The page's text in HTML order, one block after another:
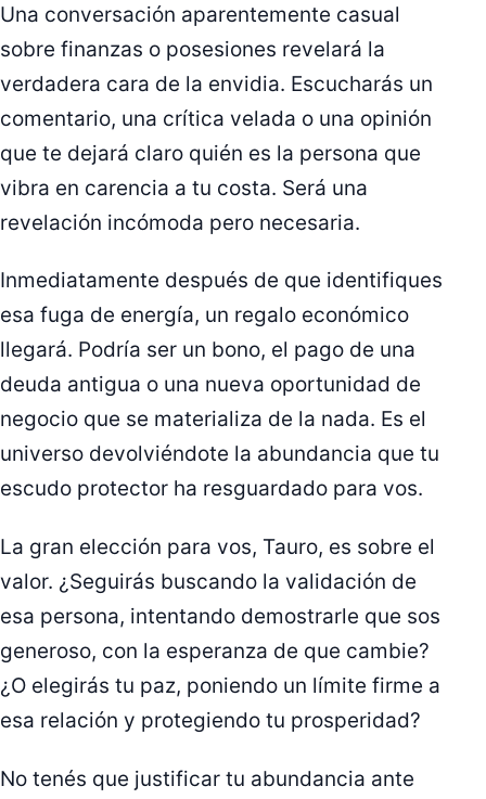
Una conversación aparentemente casual
sobre finanzas o posesiones revelará la
verdadera cara de la envidia. Escucharás un
comentario, una crítica velada o una opinión
que te dejará claro quién es la persona que
vibra en carencia a tu costa. Será una
revelación incómoda pero necesaria.
Inmediatamente después de que identifiques
esa fuga de energía, un regalo económico
llegará. Podría ser un bono, el pago de una
deuda antigua o una nueva oportunidad de
negocio que se materializa de la nada. Es el
universo devolviéndote la abundancia que tu
escudo protector ha resguardado para vos.
La gran elección para vos, Tauro, es sobre el
valor. ¿Seguirás buscando la validación de
esa persona, intentando demostrarle que sos
generoso, con la esperanza de que cambie?
¿O elegirás tu paz, poniendo un límite firme a
esa relación y protegiendo tu prosperidad?
No tenés que justificar tu abundancia ante